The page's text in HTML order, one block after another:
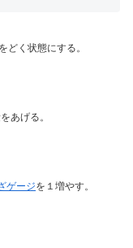
どく状態にする。
あげる。
ゲージを１増やす。